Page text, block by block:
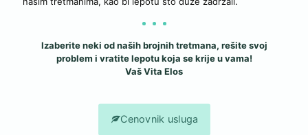
Izaberite neki od naših brojnih tretmana, rešite svoj
problem i vratite lepotu koja se krije u vama!
Vaš Vita Elos
Cenovnik usluga